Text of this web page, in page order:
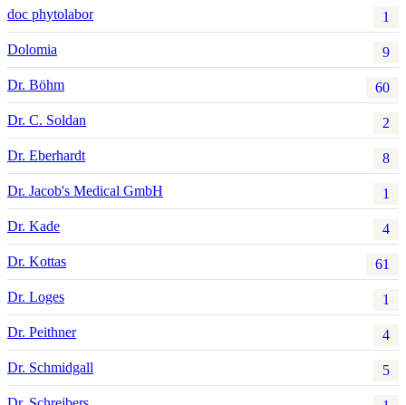
doc phytolabor 1
Dolomia 9
Dr. Böhm 60
Dr. C. Soldan 2
Dr. Eberhardt 8
Dr. Jacob's Medical GmbH 1
Dr. Kade 4
Dr. Kottas 61
Dr. Loges 1
Dr. Peithner 4
Dr. Schmidgall 5